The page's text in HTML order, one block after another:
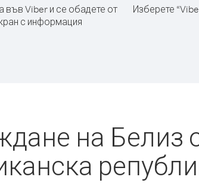
във Viber и се обадете от
с информация
Изберете
на Белиз